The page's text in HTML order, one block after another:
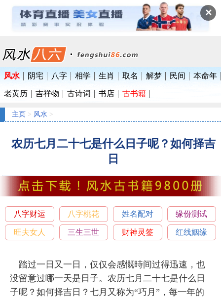
✕
风水 阴宅 八字 相学 生肖 取名 解梦 民间 本命年
老黄历 吉祥物 古诗词 书店 古书籍
主页 > 风水 >
农历七月二十七是什么日子呢？如何择吉
日
八字财运 八字桃花 姓名配对 缘份测试
旺夫女人 三生三世 财神灵签 红线姻缘
踏过一日又一日，仅仅会感慨時间过得迅速，也
没留意过哪一天是日子。农历七月二十七是什么日
子呢？如何择吉日？七月又称为“巧月”，每一年的